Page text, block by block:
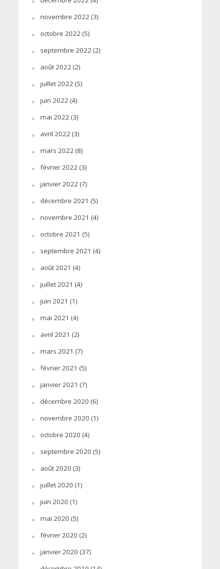
novembre 2022 (3)
octobre 2022 (5)
septembre 2022 (2)
août 2022 (2)
juillet 2022 (5)
juin 2022 (4)
mai 2022 (3)
avril 2022 (3)
mars 2022 (8)
février 2022 (3)
janvier 2022 (7)
décembre 2021 (5)
novembre 2021 (4)
octobre 2021 (5)
septembre 2021 (4)
août 2021 (4)
juillet 2021 (4)
juin 2021 (1)
mai 2021 (4)
avril 2021 (2)
mars 2021 (7)
février 2021 (5)
janvier 2021 (7)
décembre 2020 (6)
novembre 2020 (1)
octobre 2020 (4)
septembre 2020 (5)
août 2020 (3)
juillet 2020 (1)
juin 2020 (1)
mai 2020 (5)
février 2020 (2)
janvier 2020 (37)